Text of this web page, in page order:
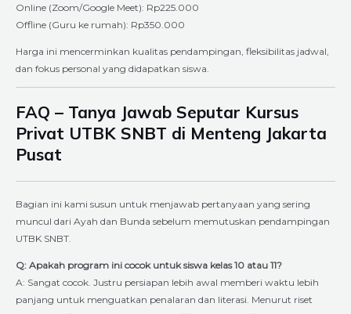
Online (Zoom/Google Meet): Rp225.000
Offline (Guru ke rumah): Rp350.000
Harga ini mencerminkan kualitas pendampingan, fleksibilitas jadwal,
dan fokus personal yang didapatkan siswa.
FAQ – Tanya Jawab Seputar Kursus
Privat UTBK SNBT di Menteng Jakarta
Pusat
Bagian ini kami susun untuk menjawab pertanyaan yang sering
muncul dari Ayah dan Bunda sebelum memutuskan pendampingan
UTBK SNBT.
Q: Apakah program ini cocok untuk siswa kelas 10 atau 11?
A: Sangat cocok. Justru persiapan lebih awal memberi waktu lebih
panjang untuk menguatkan penalaran dan literasi. Menurut riset